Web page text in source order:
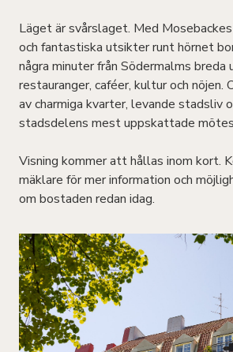
Läget är svårslaget. Med
och fantastiska utsikter runt hörnet
några minuter från Södermalms breda
restauranger, caféer, kultur och nöjen.
av charmiga kvarter, levande stadsliv
stadsdelens mest uppskattade
Visning kommer att hållas inom kort.
mäklare för mer information och
om bostaden redan idag.